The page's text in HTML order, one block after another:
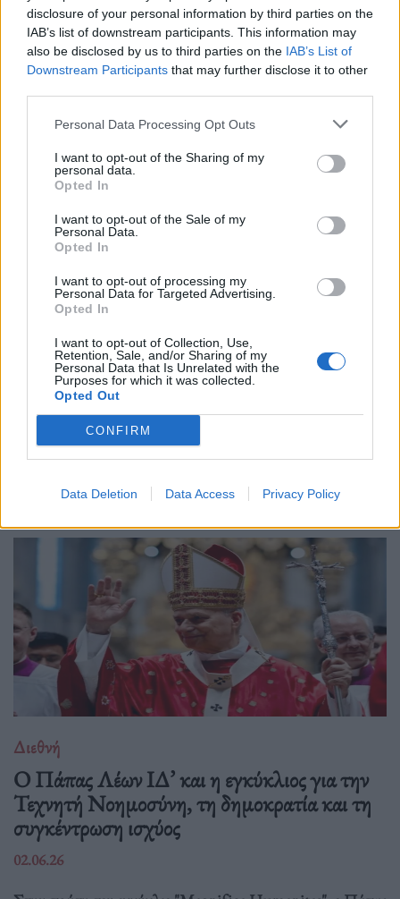
disclosure of your personal information by third parties on the
IAB’s list of downstream participants. This information may
also be disclosed by us to third parties on the IAB’s List of
Downstream Participants that may further disclose it to other
Personal Data Processing Opt Outs
I want to opt-out of the Sharing of my
personal data.
Opted In
I want to opt-out of the Sale of my
Personal Data.
Opted In
I want to opt-out of processing my
Personal Data for Targeted Advertising.
Opted In
I want to opt-out of Collection, Use,
Retention, Sale, and/or Sharing of my
Personal Data that Is Unrelated with the
Purposes for which it was collected.
Opted Out
CONFIRM
Data Deletion Data Access Privacy Policy
Πηγή: ΑΠΕ-ΜΠΕ
Ακολουθήστε το OLAFAQ
στο Google News
Newsroom
Ετικέτες :Βόρεια Θάλασσα,Γερμανία,Σύγκρουση φορτηγών πλοίων
Δείτε επίσης
Διεθνή
Ο Πάπας Λέων ΙΔ’ και η εγκύκλιος για την
Τεχνητή Νοημοσύνη, τη δημοκρατία και τη
συγκέντρωση ισχύος
02.06.26